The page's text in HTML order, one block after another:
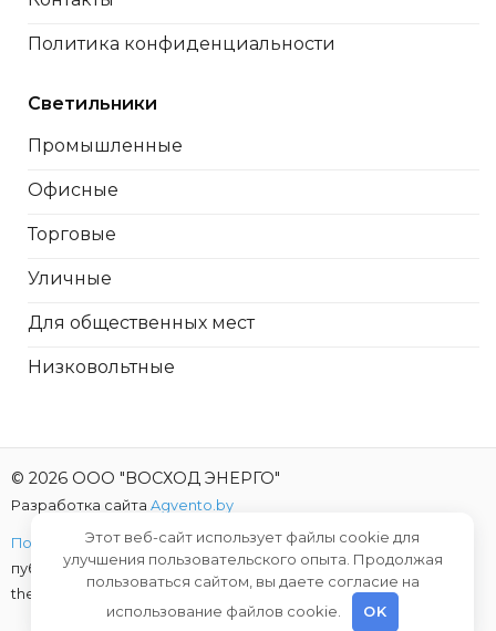
Политика конфиденциальности
Светильники
Промышленные
Офисные
Торговые
Уличные
Для общественных мест
Низковольтные
© 2026 ООО "ВОСХОД ЭНЕРГО"
Разработка сайта Agvento.by
Политика конфиденциальности| Предложение не является
публичной офертой | This site is protected by reCAPTCHA and
the Google
Terms of Service apply.
Этот веб-сайт использует файлы cookie для
улучшения пользовательского опыта. Продолжая
пользоваться сайтом, вы даете согласие на
использование файлов cookie.
OK